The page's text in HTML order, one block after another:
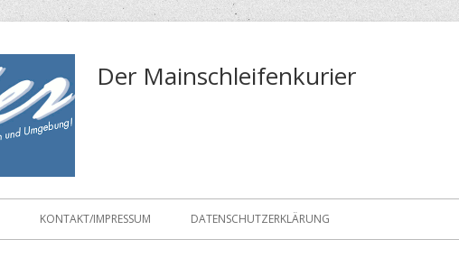
Der Mainschleifenkurier
KONTAKT/IMPRESSUM DATENSCHUTZERKLÄRUNG